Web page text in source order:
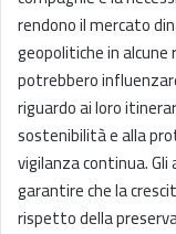
rendono il mercato
geopolitiche in
potrebbero
riguardo ai loro
sostenibilità e alla
vigilanza continua.
garantire che la
rispetto della